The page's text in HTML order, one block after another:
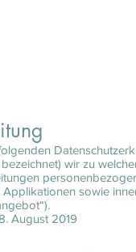
bezeichnet) wir zu
sowie
August 2019